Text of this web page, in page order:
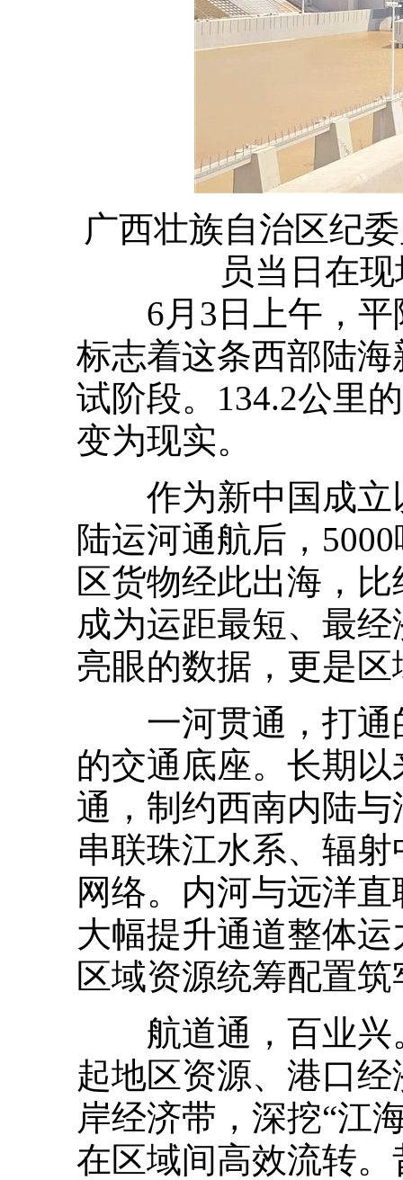
广西壮族自治区纪
员当日在
6月3日上午，平
标志着这条西部陆
试阶段。134.2公里
变为现实。
作为新中国成立
陆运河通航后，
区货物经此出海，
成为运距最短、最
亮眼的数据，更是
一河贯通，打通
的交通底座。长期
通，制约西南内陆
串联珠江水系、辐
网络。内河与远洋
大幅提升通道整体
区域资源统筹配置
航道通，百业兴
起地区资源、港口
岸经济带，深挖“江
在区域间高效流转